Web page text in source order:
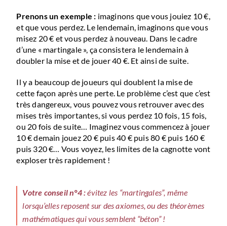
Prenons un exemple : imaginons que vous jouiez 10 €,
et que vous perdez. Le lendemain, imaginons que vous
misez 20 € et vous perdez à nouveau. Dans le cadre
d’une « martingale », ça consistera le lendemain à
doubler la mise et de jouer 40 €. Et ainsi de suite.
Il y a beaucoup de joueurs qui doublent la mise de
cette façon après une perte. Le problème c’est que c’est
très dangereux, vous pouvez vous retrouver avec des
mises très importantes, si vous perdez 10 fois, 15 fois,
ou 20 fois de suite… Imaginez vous commencez à jouer
10 € demain jouez 20 € puis 40 € puis 80 € puis 160 €
puis 320 €… Vous voyez, les limites de la cagnotte vont
exploser très rapidement !
Votre conseil n°4 :évitez les “martingales”, même
lorsqu’elles reposent sur des axiomes, ou des théorèmes
mathématiques qui vous semblent “béton” !